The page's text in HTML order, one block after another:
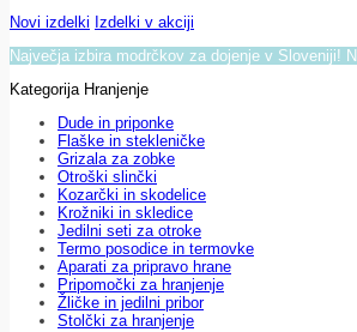
Novi izdelki Izdelki v akciji
Največja izbira modrčkov za dojenje v Sloveniji!
Kategorija Hranjenje
Dude in priponke
Flaške in stekleničke
Grizala za zobke
Otroški slinčki
Kozarčki in skodelice
Krožniki in skledice
Jedilni seti za otroke
Termo posodice in termovke
Aparati za pripravo hrane
Pripomočki za hranjenje
Žličke in jedilni pribor
Stolčki za hranjenje